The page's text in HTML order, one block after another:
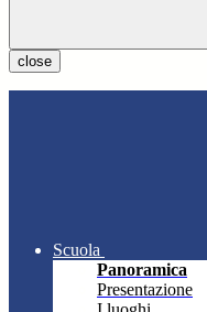
close
Scuola
Panoramica
Presentazione